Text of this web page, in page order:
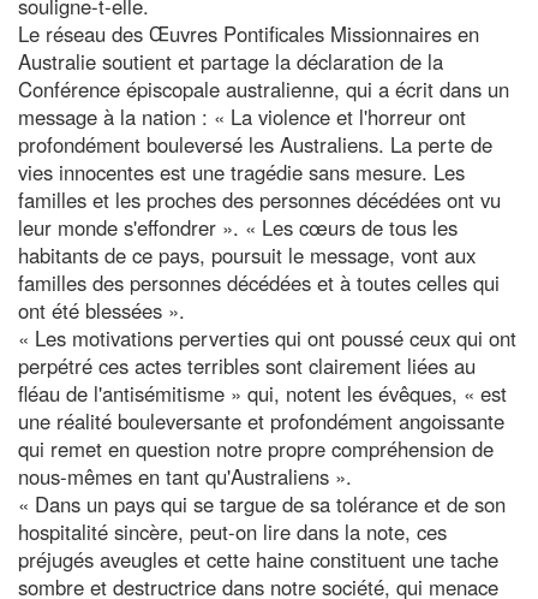
souligne-t-elle.
Le réseau des Œuvres Pontificales Missionnaires en
Australie soutient et partage la déclaration de la
Conférence épiscopale australienne, qui a écrit dans un
message à la nation : « La violence et l'horreur ont
profondément bouleversé les Australiens. La perte de
vies innocentes est une tragédie sans mesure. Les
familles et les proches des personnes décédées ont vu
leur monde s'effondrer ». « Les cœurs de tous les
habitants de ce pays, poursuit le message, vont aux
familles des personnes décédées et à toutes celles qui
ont été blessées ».
« Les motivations perverties qui ont poussé ceux qui ont
perpétré ces actes terribles sont clairement liées au
fléau de l'antisémitisme » qui, notent les évêques, « est
une réalité bouleversante et profondément angoissante
qui remet en question notre propre compréhension de
nous-mêmes en tant qu'Australiens ».
« Dans un pays qui se targue de sa tolérance et de son
hospitalité sincère, peut-on lire dans la note, ces
préjugés aveugles et cette haine constituent une tache
sombre et destructrice dans notre société, qui menace